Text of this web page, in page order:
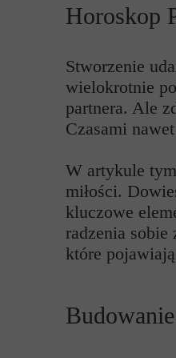
Horoskop
Stworzenie
wielokrotnie
partnera. Ale
Czasami
W artykule
miłości.
kluczowe
radzenia
które